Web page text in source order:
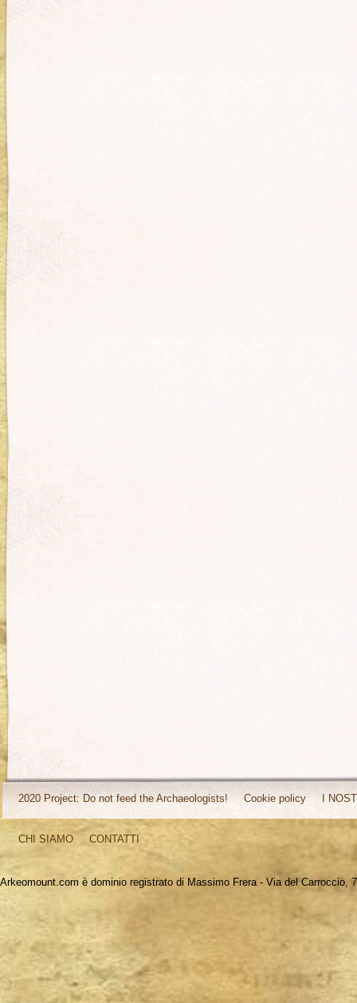
2020 Project: Do not feed the Archaeologists! Cookie policy I
CHI SIAMO CONTATTI
Arkeomount.com è dominio registrato di Massimo Frera - Via del